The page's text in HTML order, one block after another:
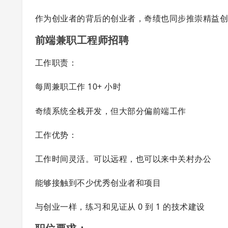
作为创业者的背后的创业者，奇绩也同步推崇精益
前端兼职工程师招聘
工作职责：
每周兼职工作 10+ 小时
奇绩系统全栈开发，但大部分偏前端工作
工作优势：
工作时间灵活。可以远程，也可以来中关村办公
能够接触到不少优秀创业者和项目
与创业一样，练习和见证从 0 到 1 的技术建设